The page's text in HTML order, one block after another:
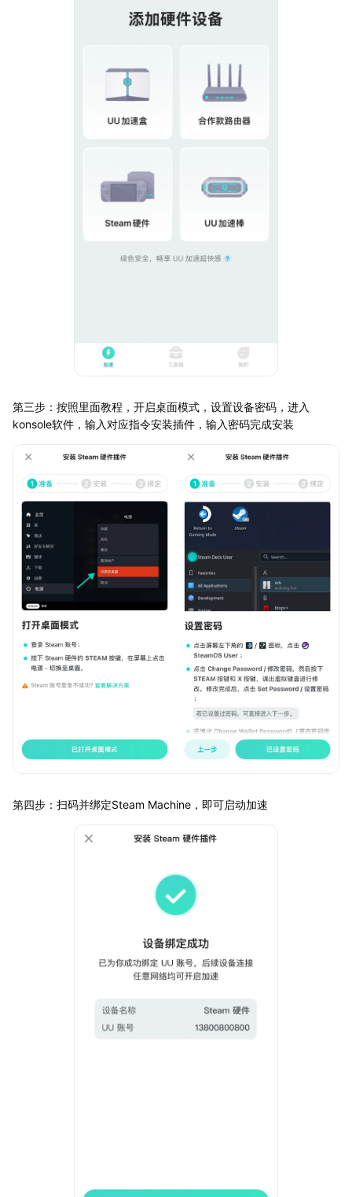
第三步：按照里面教程，开启桌面模式，设置设备密码，进入
konsole软件，输入对应指令安装插件，输入密码完成安装
第四步：扫码并绑定Steam Machine，即可启动加速